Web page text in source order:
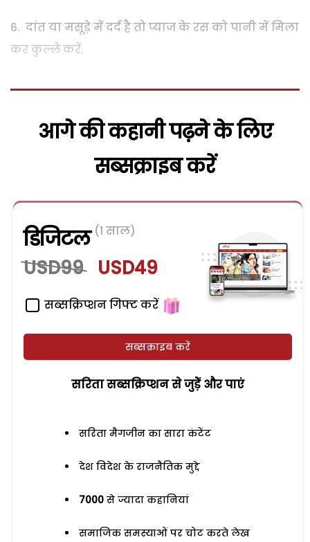
दांत या मसूड़े में दर्द है तो प्याज के रस को पानी में मिला
कर कुल्ले करें.
आगे की कहानी पढ़ने के लिए
सब्सक्राइब करें
डिजिटल (1 साल)
USD99 USD49
सब्सक्रिप्शन गिफ्ट करें
सब्सक्राइब करें
सरिता सब्सक्रिप्शन से जुड़ेें और पाएं
सरिता मैगजीन का सारा कंटेंट
देश विदेश के राजनैतिक मुद्दे
7000 से ज्यादा कहानियां
समाजिक समस्याओं पर चोट करते लेख